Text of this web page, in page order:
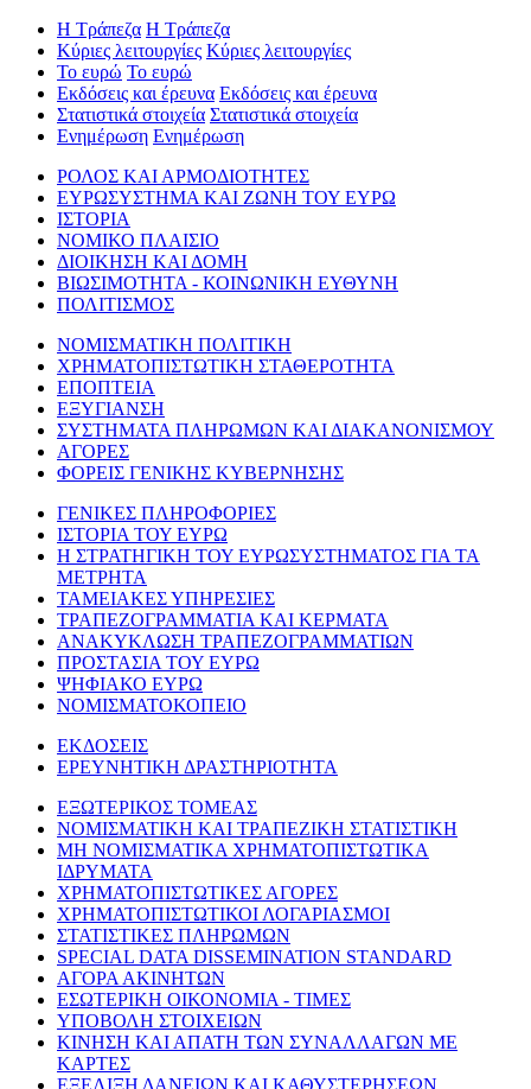
Η Τράπεζα Η Τράπεζα
Κύριες λειτουργίες Κύριες λειτουργίες
Το ευρώ Το ευρώ
Εκδόσεις και έρευνα Εκδόσεις και έρευνα
Στατιστικά στοιχεία Στατιστικά στοιχεία
Ενημέρωση Ενημέρωση
ΡΟΛΟΣ ΚΑΙ ΑΡΜΟΔΙΟΤΗΤΕΣ
ΕΥΡΩΣΥΣΤΗΜΑ ΚΑΙ ΖΩΝΗ ΤΟΥ ΕΥΡΩ
ΙΣΤΟΡΙΑ
ΝΟΜΙΚΟ ΠΛΑΙΣΙΟ
ΔΙΟΙΚΗΣΗ ΚΑΙ ΔΟΜΗ
ΒΙΩΣΙΜΟΤΗΤΑ - ΚΟΙΝΩΝΙΚΗ ΕΥΘΥΝΗ
ΠΟΛΙΤΙΣΜΟΣ
ΝΟΜΙΣΜΑΤΙΚΗ ΠΟΛΙΤΙΚΗ
ΧΡΗΜΑΤΟΠΙΣΤΩΤΙΚΗ ΣΤΑΘΕΡΟΤΗΤΑ
ΕΠΟΠΤΕΙΑ
ΕΞΥΓΙΑΝΣΗ
ΣΥΣΤΗΜΑΤΑ ΠΛΗΡΩΜΩΝ ΚΑΙ ΔΙΑΚΑΝΟΝΙΣΜΟΥ
ΑΓΟΡΕΣ
ΦΟΡΕΙΣ ΓΕΝΙΚΗΣ ΚΥΒΕΡΝΗΣΗΣ
ΓΕΝΙΚΕΣ ΠΛΗΡΟΦΟΡΙΕΣ
ΙΣΤΟΡΙΑ ΤΟΥ ΕΥΡΩ
Η ΣΤΡΑΤΗΓΙΚΗ ΤΟΥ ΕΥΡΩΣΥΣΤΗΜΑΤΟΣ ΓΙΑ ΤΑ
ΜΕΤΡΗΤΑ
ΤΑΜΕΙΑΚΕΣ ΥΠΗΡΕΣΙΕΣ
ΤΡΑΠΕΖΟΓΡΑΜΜΑΤΙΑ ΚΑΙ ΚΕΡΜΑΤΑ
ΑΝΑΚΥΚΛΩΣΗ ΤΡΑΠΕΖΟΓΡΑΜΜΑΤΙΩΝ
ΠΡΟΣΤΑΣΙΑ ΤΟΥ ΕΥΡΩ
ΨΗΦΙΑΚΟ ΕΥΡΩ
ΝΟΜΙΣΜΑΤΟΚΟΠΕΙΟ
ΕΚΔΟΣΕΙΣ
ΕΡΕΥΝΗΤΙΚΗ ΔΡΑΣΤΗΡΙΟΤΗΤΑ
ΕΞΩΤΕΡΙΚΟΣ ΤΟΜΕΑΣ
ΝΟΜΙΣΜΑΤΙΚΗ ΚΑΙ ΤΡΑΠΕΖΙΚΗ ΣΤΑΤΙΣΤΙΚΗ
ΜΗ ΝΟΜΙΣΜΑΤΙΚΑ ΧΡΗΜΑΤΟΠΙΣΤΩΤΙΚΑ
ΙΔΡΥΜΑΤΑ
ΧΡΗΜΑΤΟΠΙΣΤΩΤΙΚΕΣ ΑΓΟΡΕΣ
ΧΡΗΜΑΤΟΠΙΣΤΩΤΙΚΟΙ ΛΟΓΑΡΙΑΣΜΟΙ
ΣΤΑΤΙΣΤΙΚΕΣ ΠΛΗΡΩΜΩΝ
SPECIAL DATA DISSEMINATION STANDARD
ΑΓΟΡΑ ΑΚΙΝΗΤΩΝ
ΕΣΩΤΕΡΙΚΗ ΟΙΚΟΝΟΜΙΑ - ΤΙΜΕΣ
ΥΠΟΒΟΛΗ ΣΤΟΙΧΕΙΩΝ
ΚΙΝΗΣΗ ΚΑΙ ΑΠΑΤΗ ΤΩΝ ΣΥΝΑΛΛΑΓΩΝ ΜΕ
ΚΑΡΤΕΣ
ΕΞΕΛΙΞΗ ΔΑΝΕΙΩΝ ΚΑΙ ΚΑΘΥΣΤΕΡΗΣΕΩΝ